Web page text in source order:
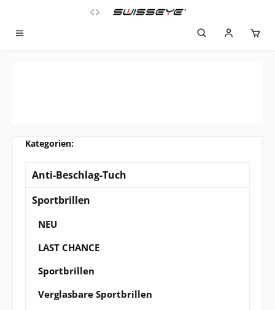
Zum Hauptinhalt springen
Anti-Beschlag-Tuch
Sportbrillen
NEU
LAST CHANCE
Sportbrillen
Verglasbare Sportbrillen